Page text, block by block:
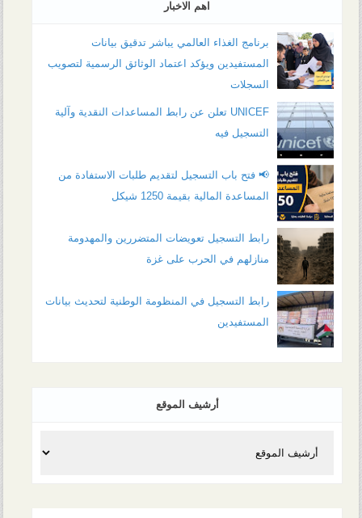
اهم الاخبار
برنامج الغذاء العالمي يباشر تدقيق بيانات
المستفيدين ويؤكد اعتماد الوثائق الرسمية لتصويب
السجلات
UNICEF تعلن عن رابط المساعدات النقدية وآلية
التسجيل فيه
📢 فتح باب التسجيل لتقديم طلبات الاستفادة من
المساعدة المالية بقيمة 1250 شيكل
رابط التسجيل تعويضات المتضررين والمهدومة
منازلهم في الحرب على غزة
رابط التسجيل في المنظومة الوطنية لتحديث بيانات
المستفيدين
أرشيف الموقع